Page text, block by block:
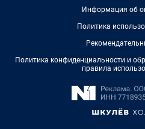
Информация об
Политика
Политика конфиденциальности и
правила